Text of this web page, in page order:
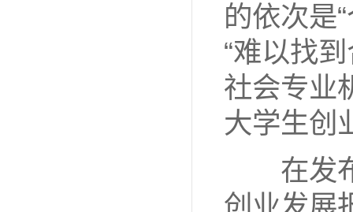
的依次是
“难以找
社会专业
大学生创
在发